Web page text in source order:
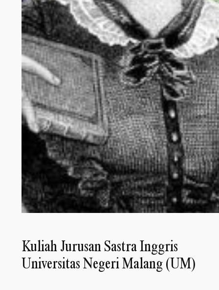
Kuliah Jurusan Sastra Inggris
Universitas Negeri Malang (UM)